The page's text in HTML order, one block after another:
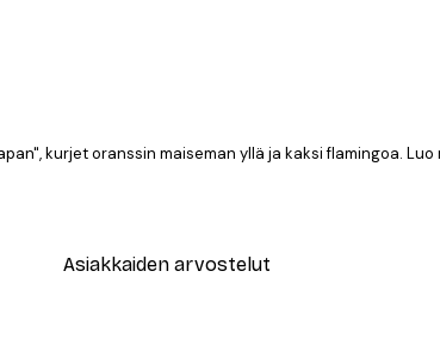
kurjet oranssin maiseman yllä ja kaksi flamingoa.
Asiakkaiden arvostelut
TILAA